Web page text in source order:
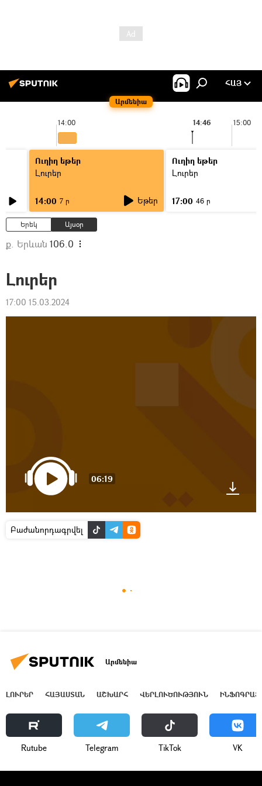
Արմենիա
ՀԱՅ
14:00 15:00
14:46
Ուղիղ եթեր
Լուրեր
14:00 7 ր Եթեր
Ուղիղ եթեր
Լուրեր
17:00 46 ր
Երեկ Այսօր
ք. Երևան 106.0
Լուրեր
17:00 15.03.2024
06:19
Բաժանորդագրվել
Արմենիա
ԼՈՒՐԵՐ ՀԱՅԱՍՏԱՆ ԱՇԽԱՐՀ ՎԵՐԼՈՒԾՈՒԹՅՈՒՆ
Rutube Telegram ТikТоk VK